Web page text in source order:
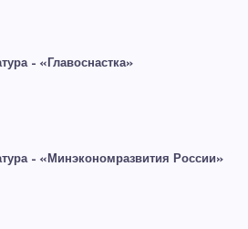
– «Главоснастка»
– «Минэкономразвития России»